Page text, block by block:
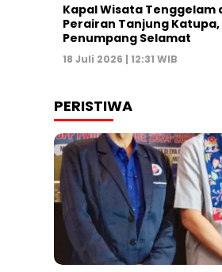
Kapal Wisata Tenggelam
Perairan Tanjung Katupa,
Penumpang Selamat
18 Juli 2026 | 12:31 WIB
PERISTIWA